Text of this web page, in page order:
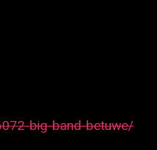
big-band-betuwe/